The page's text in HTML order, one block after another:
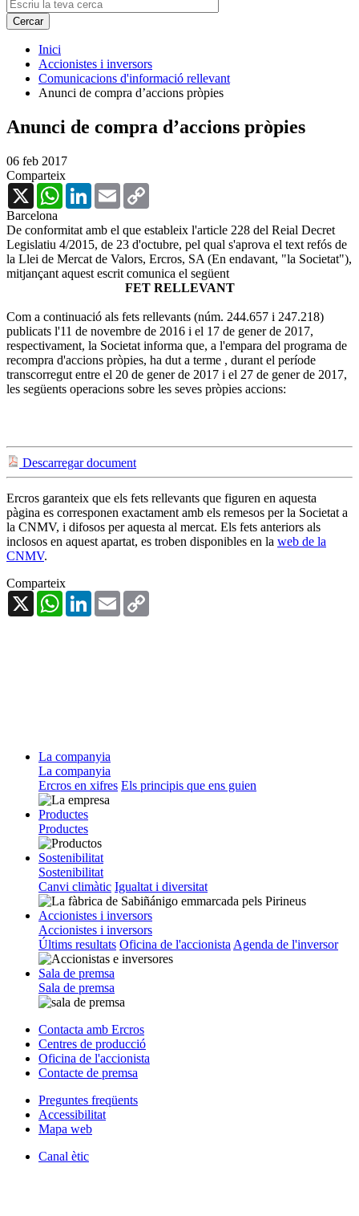
Inici
Accionistes i inversors
Comunicacions d'informació rellevant
Anunci de compra d’accions pròpies
Anunci de compra d’accions pròpies
06 feb 2017
Comparteix
X
WhatsAppLinkedInEmail
Barcelona
De conformitat amb el que estableix l'article 228 del Reial Decret
Legislatiu 4/2015, de 23 d'octubre, pel qual s'aprova el text refós de
la Llei de Mercat de Valors, Ercros, SA (En endavant, "la Societat"),
mitjançant aquest escrit comunica el següent
FET RELLEVANT
Com a continuació als fets rellevants (núm. 244.657 i 247.218)
publicats l'11 de novembre de 2016 i el 17 de gener de 2017,
respectivament, la Societat informa que, a l'empara del programa de
recompra d'accions pròpies, ha dut a terme , durant el període
transcorregut entre el 20 de gener de 2017 i el 27 de gener de 2017,
les següents operacions sobre les seves pròpies accions:
Descarregar document
Ercros garanteix que els fets rellevants que figuren en aquesta
pàgina es corresponen exactament amb els remesos per la Societat a
la CNMV, i difosos per aquesta al mercat. Els fets anteriors als
inclosos en aquest apartat, es troben disponibles en la web de la
CNMV.
Comparteix
X
WhatsAppLinkedInEmail
La companyia
La companyia
Ercros en xifres Els principis que ens guien
Productes
Productes
Sostenibilitat
Sostenibilitat
Canvi climàtic Igualtat i diversitat
Accionistes i inversors
Accionistes i inversors
Últims resultats Oficina de l'accionista Agenda de l'inversor
Sala de premsa
Sala de premsa
Contacta amb Ercros
Centres de producció
Oficina de l'accionista
Contacte de premsa
Preguntes freqüents
Accessibilitat
Mapa web
Canal ètic